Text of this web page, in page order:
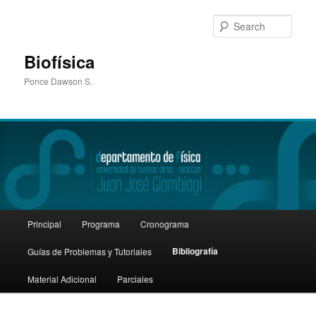
Biofísica
Ponce Dawson S.
Skip
to
primary
Principal Programa Cronograma
Guías de Problemas y Tutoriales Bibliografía
Material Adicional Parciales